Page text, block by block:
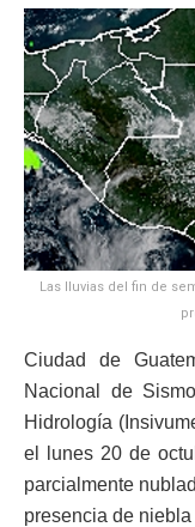
Las lluvias del fin de
Ciudad de
Nacional de
Hidrología
el lunes 20 de
parcialmente
presencia de